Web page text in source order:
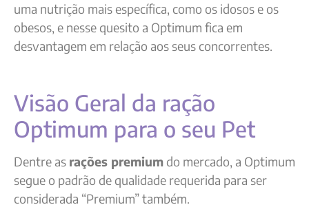
uma nutrição mais específica, como os idosos e os
obesos, e nesse quesito a Optimum fica em
desvantagem em relação aos seus concorrentes.
Visão Geral da ração
Optimum para o seu Pet
Dentre as rações premium do mercado, a Optimum
segue o padrão de qualidade requerida para ser
considerada “Premium” também.